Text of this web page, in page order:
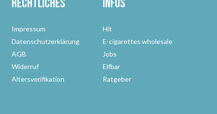
Rechtliches
Impressum
Datenschutzerklärung
AGB
Widerruf
Altersverifikation
Infos
Hit
E-cigarettes wholesale
Jobs
Elfbar
Ratgeber